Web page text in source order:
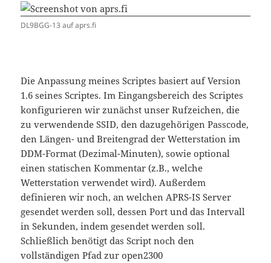
DL9BGG-13 auf aprs.fi
Die Anpassung meines Scriptes basiert auf Version
1.6 seines Scriptes. Im Eingangsbereich des Scriptes
konfigurieren wir zunächst unser Rufzeichen, die
zu verwendende SSID, den dazugehörigen Passcode,
den Längen- und Breitengrad der Wetterstation im
DDM-Format (Dezimal-Minuten), sowie optional
einen statischen Kommentar (z.B., welche
Wetterstation verwendet wird). Außerdem
definieren wir noch, an welchen APRS-IS Server
gesendet werden soll, dessen Port und das Intervall
in Sekunden, indem gesendet werden soll.
Schließlich benötigt das Script noch den
vollständigen Pfad zur open2300